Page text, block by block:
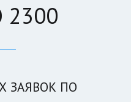
ЗАЯВОК ПО